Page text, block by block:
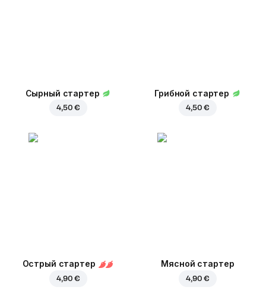
Сырный стартер
4,50 €
Грибной стартер
4,50 €
Острый стартер
4,90 €
Мясной стартер
4,90 €